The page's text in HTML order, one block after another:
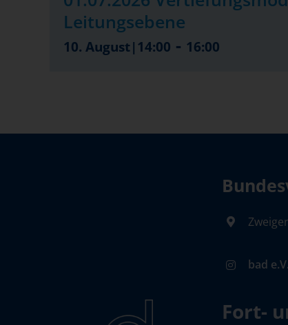
Leitungsebene
10. August|14:00 - 16:00
bad
Fort-